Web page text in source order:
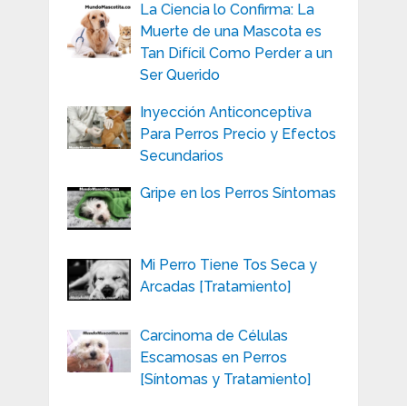
La Ciencia lo Confirma: La
Muerte de una Mascota es
Tan Difícil Como Perder a un
Ser Querido
Inyección Anticonceptiva
Para Perros Precio y Efectos
Secundarios
Gripe en los Perros Síntomas
Mi Perro Tiene Tos Seca y
Arcadas [Tratamiento]
Carcinoma de Células
Escamosas en Perros
[Síntomas y Tratamiento]